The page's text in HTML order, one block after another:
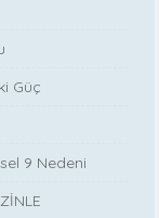
Güç
9 Nedeni